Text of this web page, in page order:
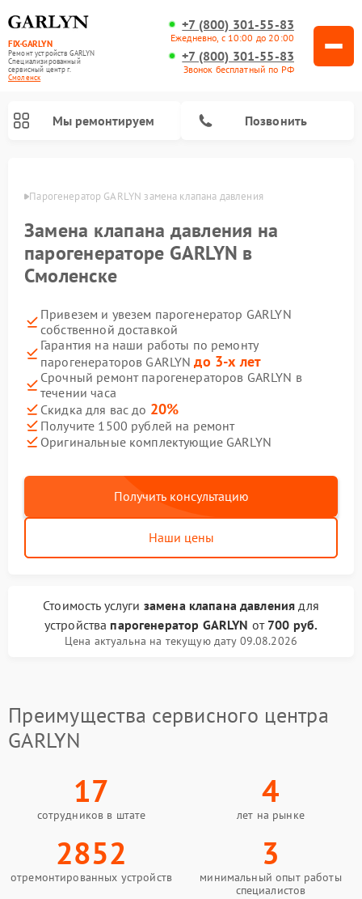
FIX-GARLYN
Ремонт устройств GARLYN
Специализированный
cервисный центр г.
Смоленск
+7 (800) 301-55-83
Ежедневно, с 10:00 до 20:00
+7 (800) 301-55-83
Звонок бесплатный по РФ
Мы ремонтируем Позвонить
Парогенератор GARLYN замена клапана давления
Замена клапана давления на
парогенераторе GARLYN в
Смоленске
Привезем и увезем парогенератор GARLYN
собственной доставкой
Гарантия на наши работы по ремонту
парогенераторов GARLYNдо 3-х лет
Срочный ремонт парогенераторов GARLYN в
течении часа
Скидка для вас до 20%
Получите 1500 рублей на ремонт
Оригинальные комплектующие GARLYN
Получить консультацию
Наши цены
Стоимость услуги замена клапана давления для
устройства парогенератор GARLYN от 700 руб.
Цена актуальна на текущую дату 09.08.2026
Преимущества сервисного центра
GARLYN
17
сотрудников в штате
4
лет на рынке
2852
отремонтированных устройств
3
минимальный опыт работы
специалистов